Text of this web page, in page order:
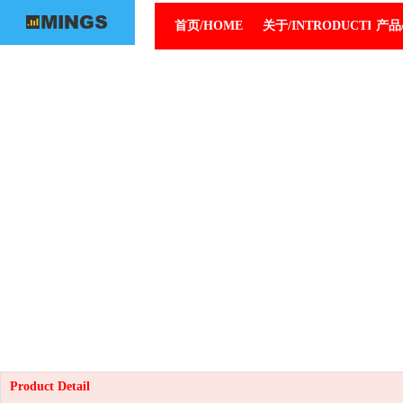
首页/HOME 关于/INTRODUCTION
产
Product Detail